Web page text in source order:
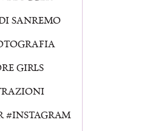
SANREMO
GIRLS
INSTAGRAM